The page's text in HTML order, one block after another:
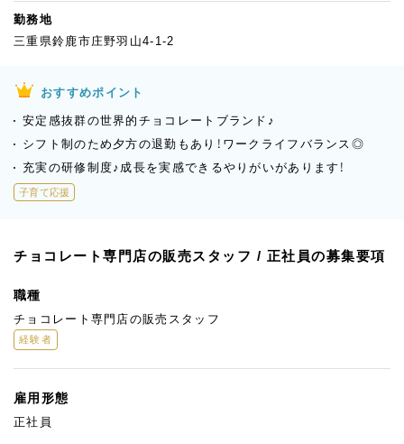
勤務地
三重県鈴鹿市庄野羽山4-1-2
おすすめポイント
安定感抜群の世界的チョコレートブランド♪
シフト制のため夕方の退勤もあり！ワークライフバランス◎
充実の研修制度♪成長を実感できるやりがいがあります！
子育て応援
チョコレート専門店の販売スタッフ / 正社員の募集要項
職種
チョコレート専門店の販売スタッフ
経験者
雇用形態
正社員